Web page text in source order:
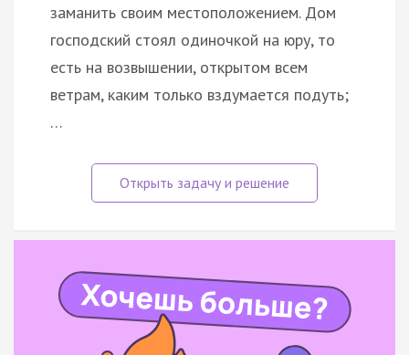
заманить своим местоположением. Дом
господский стоял одиночкой на юру, то
есть на возвышении, открытом всем
ветрам, каким только вздумается подуть;
…